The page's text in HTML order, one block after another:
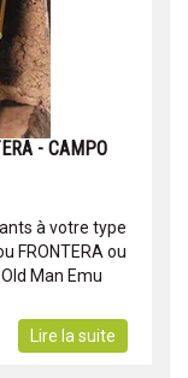
- CAMPO
à votre type
FRONTERA ou
Man Emu
Lire la suite